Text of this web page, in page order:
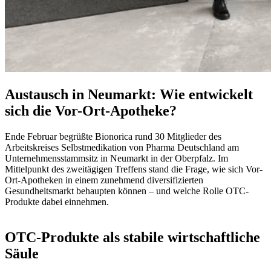
Austausch in Neumarkt: Wie entwickelt
sich die Vor-Ort-Apotheke?
Ende Februar begrüßte Bionorica rund 30 Mitglieder des
Arbeitskreises Selbstmedikation von Pharma Deutschland am
Unternehmensstammsitz in Neumarkt in der Oberpfalz. Im
Mittelpunkt des zweitägigen Treffens stand die Frage, wie sich Vor-
Ort-Apotheken in einem zunehmend diversifizierten
Gesundheitsmarkt behaupten können – und welche Rolle OTC-
Produkte dabei einnehmen.
OTC-Produkte als stabile wirtschaftliche
Säule